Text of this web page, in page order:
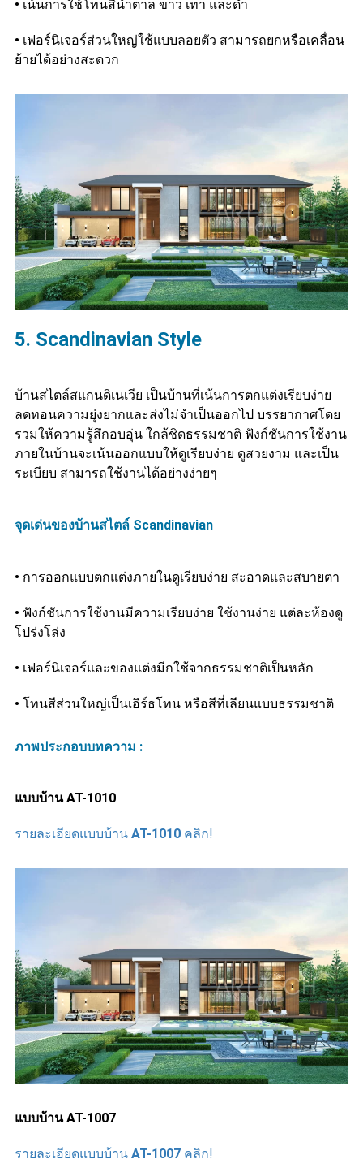
• เน้นการใช้โทนสีนํ้าตาล ขาว เทา และดำ
• เฟอร์นิเจอร์ส่วนใหญ่ใช้แบบลอยตัว สามารถยกหรือเคลื่อน
ย้ายได้อย่างสะดวก
5. Scandinavian Style
บ้านสไตล์สแกนดิเนเวีย เป็นบ้านที่เน้นการตกแต่งเรียบง่าย
ลดทอนความยุ่งยากและส่งไม่จำเป็นออกไป บรรยากาศโดย
รวมให้ความรู้สึกอบอุ่น ใกล้ชิดธรรมชาติ ฟังก์ชันการใช้งาน
ภายในบ้านจะเน้นออกแบบให้ดูเรียบง่าย ดูสวยงาม และเป็น
ระเบียบ สามารถใช้งานได้อย่างง่ายๆ
จุดเด่นของบ้านสไตล์ Scandinavian
• การออกแบบตกแต่งภายในดูเรียบง่าย สะอาดและสบายตา
• ฟังก์ชันการใช้งานมีความเรียบง่าย ใช้งานง่าย แต่ละห้องดู
โปร่งโล่ง
• เฟอร์นิเจอร์และของแต่งมีกใช้จากธรรมชาติเป็นหลัก
• โทนสีส่วนใหญ่เป็นเอิร์ธโทน หรือสีที่เลียนแบบธรรมชาติ
ภาพประกอบบทความ :
แบบบ้านAT-1010
รายละเอียดแบบบ้าน AT-1010คลิก!
แบบบ้าน AT-1007
รายละเอียดแบบบ้าน AT-1007คลิก!